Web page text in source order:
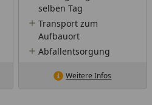
selben Tag
Transport zum
Aufbauort
Abfallentsorgung
Weitere Infos